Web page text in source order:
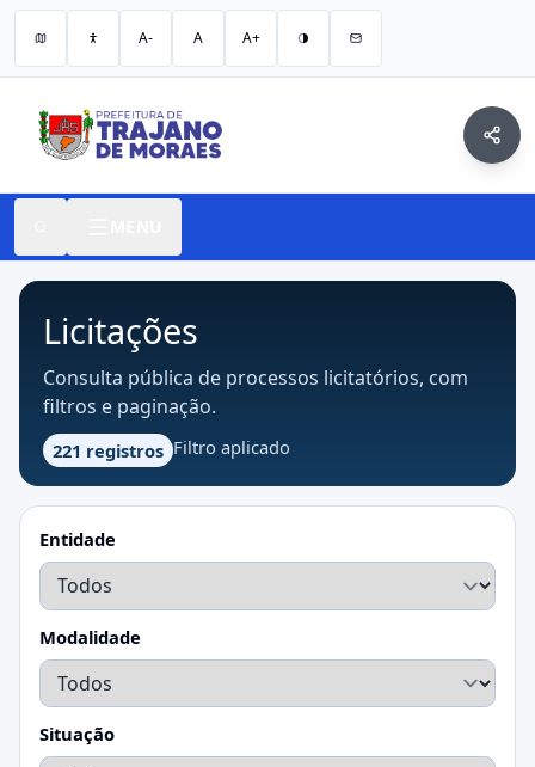
A- A A+
Licitações
Consulta pública de processos licitatórios, com
filtros e paginação.
221 registros Filtro aplicado
Entidade
Modalidade
Situação